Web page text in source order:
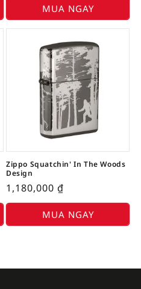
MUA NGAY
Zippo Squatchin' In The Woods
Design
1,180,000 ₫
MUA NGAY